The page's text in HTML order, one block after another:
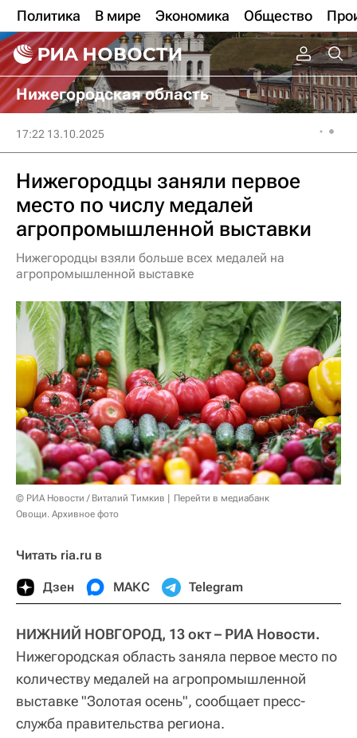
Политика В мире Экономика Общество
Нижегородская область
17:22 13.10.2025
Нижегородцы заняли первое
место по числу медалей
агропромышленной выставки
Нижегородцы взяли больше всех медалей на
агропромышленной выставке
© РИА Новости / Виталий Тимкив
Перейти в медиабанк
Овощи. Архивное фото
Читать ria.ru в
Дзен МАКС Telegram
НИЖНИЙ НОВГОРОД, 13 окт – РИА Новости.
Нижегородская область заняла первое место по
количеству медалей на агропромышленной
выставке "Золотая осень", сообщает пресс-
служба правительства региона.